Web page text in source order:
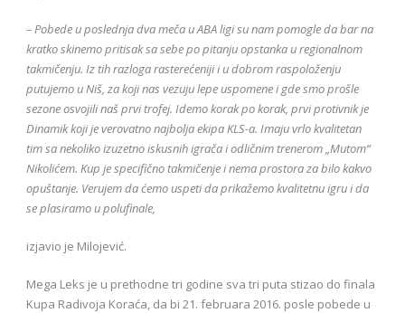
– Pobede u poslednja dva meča u ABA ligi su nam pomogle da bar na
kratko skinemo pritisak sa sebe po pitanju opstanka u regionalnom
takmičenju. Iz tih razloga rasterećeniji i u dobrom raspoloženju
putujemo u Niš, za koji nas vezuju lepe uspomene i gde smo prošle
sezone osvojili naš prvi trofej. Idemo korak po korak, prvi protivnik je
Dinamik koji je verovatno najbolja ekipa KLS-a. Imaju vrlo kvalitetan
tim sa nekoliko izuzetno iskusnih igrača i odličnim trenerom „Mutom“
Nikolićem. Kup je specifično takmičenje i nema prostora za bilo kakvo
opuštanje. Verujem da ćemo uspeti da prikažemo kvalitetnu igru i da
se plasiramo u polufinale,
izjavio je Milojević.
Mega Leks je u prethodne tri godine sva tri puta stizao do finala
Kupa Radivoja Koraća, da bi 21. februara 2016. posle pobede u